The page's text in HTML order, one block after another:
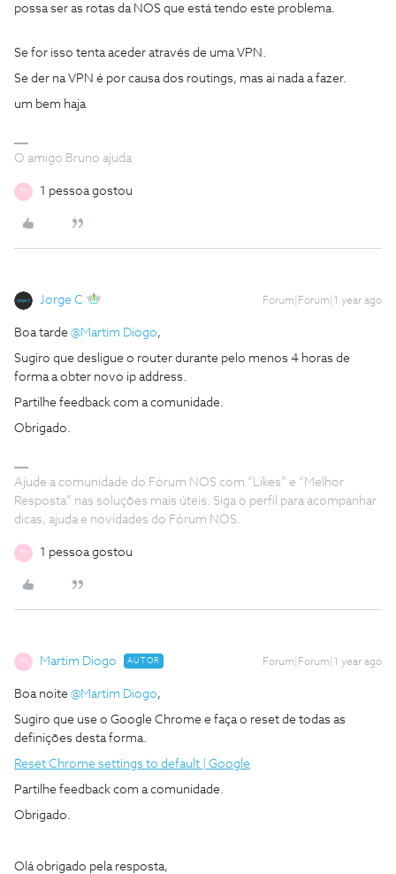
possa ser as rotas da NOS que está tendo este problema.
Se for isso tenta aceder através de uma VPN.
Se der na VPN é por causa dos routings, mas ai nada a fazer.
um bem haja
O amigo Bruno ajuda
M 1 pessoa gostou
Jorge C Forum|Forum|1 year ago
Boa tarde @Martim Diogo,
Sugiro que desligue o router durante pelo menos 4 horas de
forma a obter novo ip address.
Partilhe feedback com a comunidade.
Obrigado.
Ajude a comunidade do Fórum NOS com “Likes” e “Melhor
Resposta” nas soluções mais úteis. Siga o perfil para acompanhar
dicas, ajuda e novidades do Fórum NOS.
M 1 pessoa gostou
M Martim Diogo AUTOR Forum|Forum|1 year ago
Boa noite @Martim Diogo,
Sugiro que use o Google Chrome e faça o reset de todas as
definições desta forma.
Reset Chrome settings to default | Google
Partilhe feedback com a comunidade.
Obrigado.
Olá obrigado pela resposta,